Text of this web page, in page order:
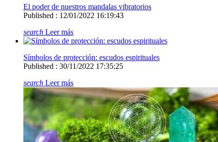
El poder de nuestros mandalas vibratorios
Published : 12/01/2022 16:19:43
search Leer más
Símbolos de protección: escudos espirituales
Published : 30/11/2022 17:35:25
search Leer más